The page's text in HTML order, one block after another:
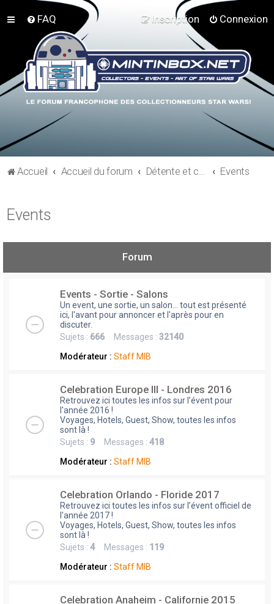
FAQ Connexion
Inscription
Accueil Accueil du forum Détente et communauté Mint In Box Events
Events
Forum
Events - Sortie - Salons
Un event, une sortie, un salon... tout est présenté
ici, l'avant pour annoncer et l'après pour en
discuter.
Sujets : 666 Messages : 32140
Modérateur : Staff MIB
Celebration Europe III - Londres 2016
Retrouvez ici toutes les infos sur l’évent pour
l'année 2016 !
Voyages, Hotels, Guest, Show, toutes les infos
sont là !
Sujets : 9 Messages : 418
Modérateur : Staff MIB
Celebration Orlando - Floride 2017
Retrouvez ici toutes les infos sur l’évent officiel de
l'année 2017 !
Voyages, Hotels, Guest, Show, toutes les infos
sont là !
Sujets : 4Messages : 119
Modérateur : Staff MIB
Celebration Anaheim - Californie 2015